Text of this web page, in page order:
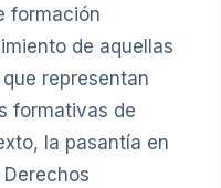
formación
de aquellas
representan
formativas de
la pasantía en